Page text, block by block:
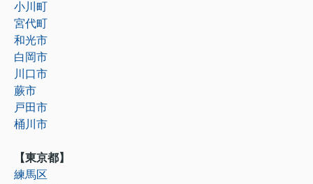
小川町
宮代町
和光市
白岡市
川口市
蕨市
戸田市
桶川市
【東京都】
練馬区